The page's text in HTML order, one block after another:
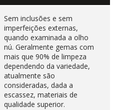
Sem inclusões e sem
imperfeições externas,
quando examinada a olho
nú. Geralmente gemas com
mais que 90% de limpeza
dependendo da variedade,
atualmente são
consideradas, dada a
escassez, materiais de
qualidade superior.